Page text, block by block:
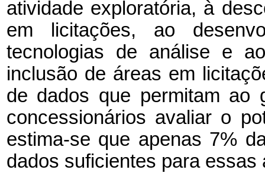
atividade exploratória, à
em licitações, ao
tecnologias de análise e
inclusão de áreas em
de dados que permitam ao
concessionários avaliar o
estima-se que apenas 7%
dados suficientes para essas